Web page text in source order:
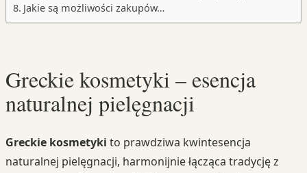
Jakie są możliwości zakupów…
Greckie kosmetyki – esencja
naturalnej pielęgnacji
Greckie kosmetyki to prawdziwa kwintesencja
naturalnej pielęgnacji, harmonijnie łącząca tradycję z